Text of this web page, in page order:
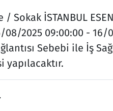
/ SokakİSTANBUL
2025 09:00:00 - 16/
Sebebi ile İş